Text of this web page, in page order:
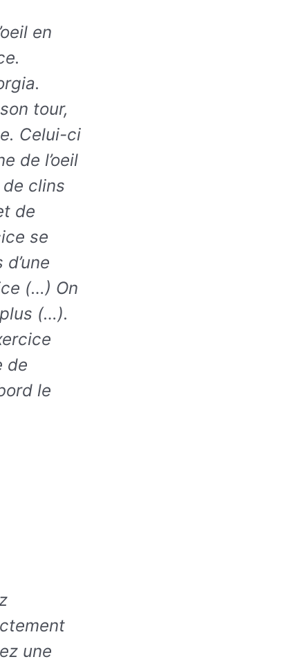
en
tour,
Celui-ci
de l’oeil
clins
de
se
(…) On
(…).
de
le
une